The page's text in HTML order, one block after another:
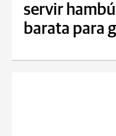
servir
barata para